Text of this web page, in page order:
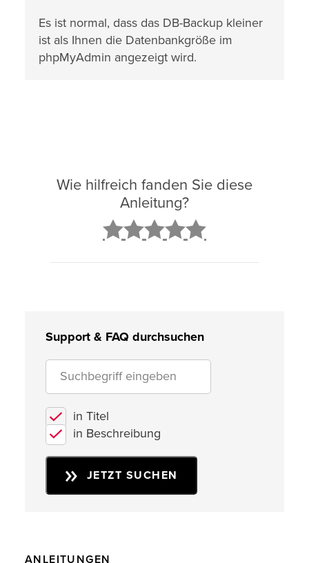
Es ist normal, dass das DB-Backup kleiner
ist als Ihnen die Datenbankgröße im
phpMyAdmin angezeigt wird.
Wie hilfreich fanden Sie diese
Anleitung?
Support & FAQ durchsuchen
in Titel
in Beschreibung
JETZT SUCHEN
ANLEITUNGEN